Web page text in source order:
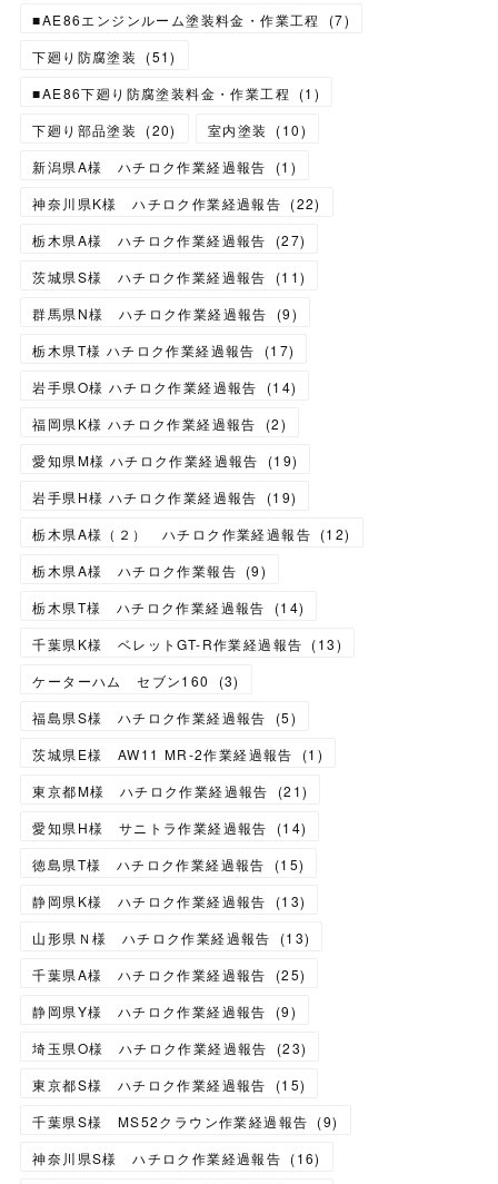
■AE86エンジンルーム塗装料金・作業工程
(7)
下廻り防腐塗装
(51)
■AE86下廻り防腐塗装料金・作業工程
(1 )
下廻り部品塗装
(20) 室内塗装 (10)
新潟県A様 ハチロク作業経過報告
(1 )
神奈川県K様 ハチロク作業経過報告 (22)
栃木県A様 ハチロク作業経過報告
(27)
茨城県S様 ハチロク作業経過報告
(11)
群馬県N様 ハチロク作業経過報告
(9)
栃木県T様 ハチロク作業経過報告
(17)
岩手県O様 ハチロク作業経過報告
(14)
福岡県K様 ハチロク作業経過報告
(2)
愛知県M様 ハチロク作業経過報告
(19)
岩手県H様 ハチロク作業経過報告
(19)
栃木県A様（２） ハチロク作業経過報告 (12)
栃木県A様 ハチロク作業報告 (9)
栃木県T様 ハチロク作業経過報告
(14)
千葉県K様 ベレットGT-R作業経過報告 (13)
ケーターハム セブン160
(3)
福島県S様 ハチロク作業経過報告
(5)
茨城県E様 AW11 MR-2作業経過報告
(1 )
東京都M様 ハチロク作業経過報告
(21)
愛知県H様 サニトラ作業経過報告
(14)
徳島県T様 ハチロク作業経過報告
(15)
静岡県K様 ハチロク作業経過報告
(13)
山形県Ｎ様 ハチロク作業経過報告
(13)
千葉県A様 ハチロク作業経過報告
(25)
静岡県Y様 ハチロク作業経過報告
(9)
埼玉県O様 ハチロク作業経過報告
(23)
東京都S様 ハチロク作業経過報告
(15)
千葉県S様 MS52クラウン作業経過報告 (9)
神奈川県S様 ハチロク作業経過報告 (16)